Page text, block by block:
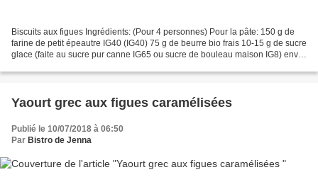
Biscuits aux figues Ingrédients: (Pour 4 personnes) Pour la pâte: 150 g de
farine de petit épeautre IG40 (IG40) 75 g de beurre bio frais 10-15 g de sucre
glace (faite au sucre pur canne IG65 ou sucre de bouleau maison IG8) env.
Yaourt grec aux figues caramélisées
Publié le 10/07/2018 à 06:50
Par Bistro de Jenna